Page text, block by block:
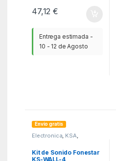
47,12€
Entrega estimada -
10 - 12 de Agosto
Envío gratis
Electronica, KSA,
Minicadenas
Kit de Sonido Fonestar
KS-WALL-4